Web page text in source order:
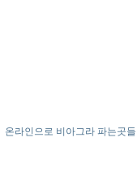
온라인으로 비아그라 파는곳